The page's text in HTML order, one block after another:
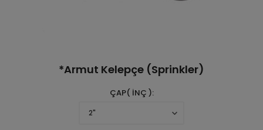
*Armut Kelepçe (Sprinkler)
ÇAP( İNÇ )